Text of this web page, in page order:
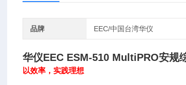
品牌 EEC/中国台湾华仪
华仪EEC ESM-510 MultiPRO安规
以效率，实践理想